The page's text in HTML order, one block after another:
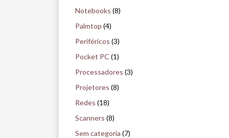
Notebooks (8)
Palmtop (4)
Periféricos (3)
Pocket PC (1)
Processadores (3)
Projetores (8)
Redes (18)
Scanners (8)
Sem categoria (7)